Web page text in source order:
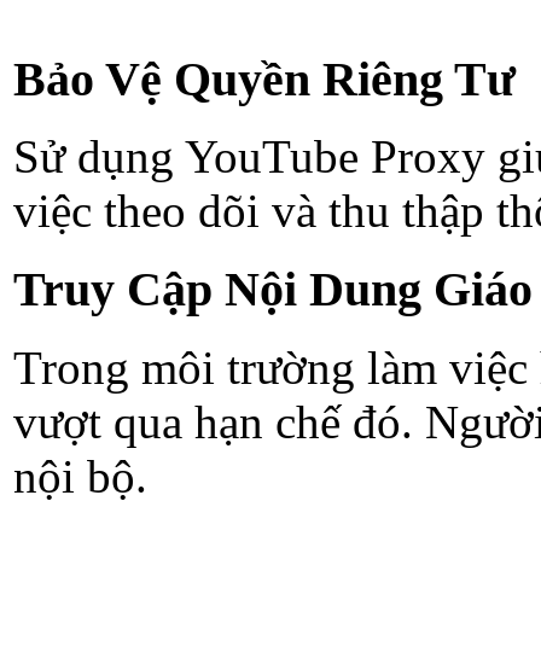
Bảo Vệ Quyền Riêng Tư
Sử dụng YouTube Proxy
việc theo dõi và thu thập
Truy Cập Nội Dung
Trong môi trường làm việc
vượt qua hạn chế đó.
nội bộ.